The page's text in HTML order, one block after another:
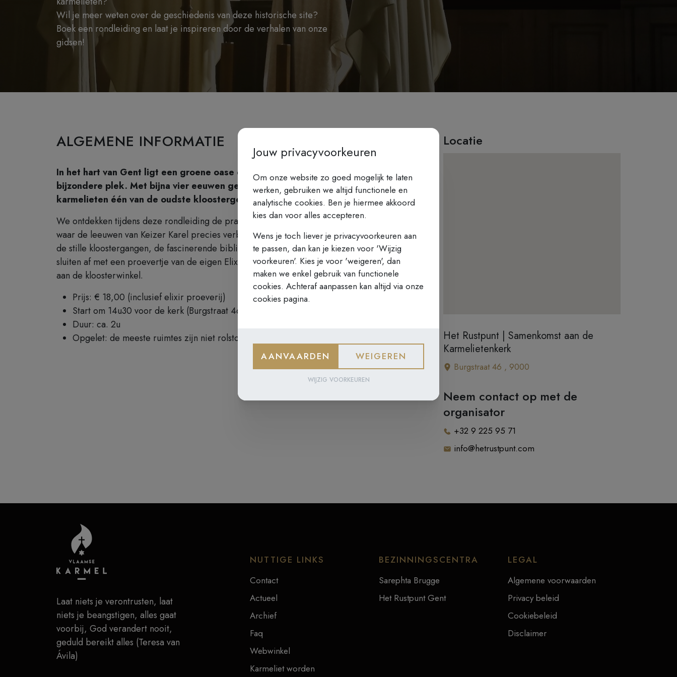
Wil je meer weten over de geschiedenis van deze historische site?
Boek een rondleiding en laat je inspireren door de verhalen van onze
gidsen!
ALGEMENE INFORMATIE
In het hart van Gent ligt een groene oase die deel uitmaakt van een
bijzondere plek. Met bijna vier eeuwen geschiedenis vormen de paters
karmelieten één van de oudste kloostergemeenschappen van de stad.
We ontdekken tijdens deze rondleiding de prachtige kloostertuin en vernemen
waar de leeuwen van Keizer Karel precies verbleven. We bezoeken ook de kerk,
de stille kloostergangen, de fascinerende bibliotheek en de oude grafkelder. We
sluiten af met een proevertje van de eigen Elixir van de Karmel en een bezoekje
aan de kloosterwinkel.
Prijs: € 18,00 (inclusief elixir proeverij)
Start om 14u30 voor de kerk (Burgstraat 46)
Duur: ca. 2u
Opgelet: de meeste ruimtes zijn niet rolstoeltoegankelijk!
Locatie
Het Rustpunt | Samenkomst aan de
Karmelietenkerk
Burgstraat 46 , 9000
Neem contact op met de
organisator
+32 9 225 95 71
info@hetrustpunt.com
Laat niets je verontrusten, laat
niets je beangstigen, alles gaat
voorbij, God verandert nooit,
geduld bereikt alles (Teresa van
Ávila)
NUTTIGE LINKS
Contact
Actueel
Archief
Faq
Webwinkel
Karmeliet worden
BEZINNINGSCENTRA
Sarephta Brugge
Het Rustpunt Gent
LEGAL
Algemene voorwaarden
Privacy beleid
Cookiebeleid
Disclaimer
Jouw privacyvoorkeuren
Om onze website zo goed mogelijk te laten
werken, gebruiken we altijd functionele en
analytische cookies. Ben je hiermee akkoord
kies dan voor alles accepteren.
Wens je toch liever je privacyvoorkeuren aan
te passen, dan kan je kiezen voor 'Wijzig
voorkeuren'. Kies je voor 'weigeren', dan
maken we enkel gebruik van functionele
cookies. Achteraf aanpassen kan altijd via onze
cookies pagina.
AANVAARDEN WEIGEREN
WIJZIG VOORKEUREN